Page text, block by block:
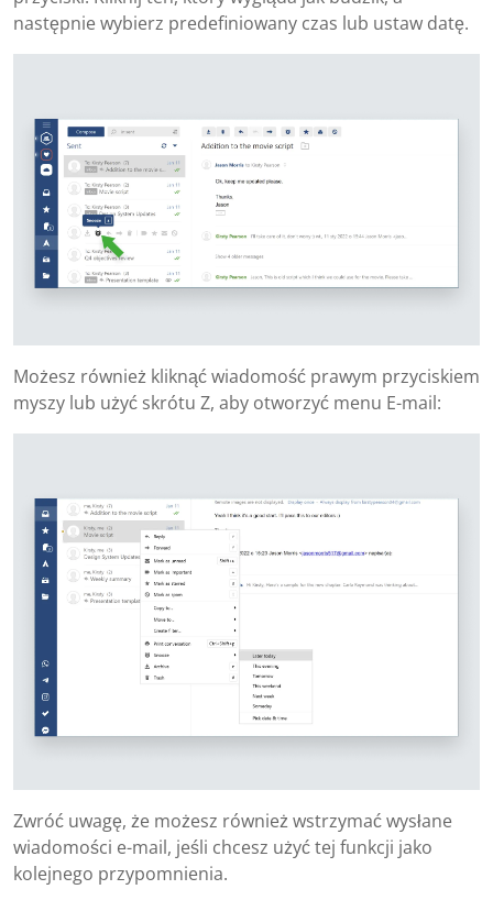
następnie wybierz predefiniowany czas lub ustaw datę.
Możesz również kliknąć wiadomość prawym przyciskiem
myszy lub użyć skrótu Z, aby otworzyć menu E-mail:
Zwróć uwagę, że możesz również wstrzymać wysłane
wiadomości e-mail, jeśli chcesz użyć tej funkcji jako
kolejnego przypomnienia.